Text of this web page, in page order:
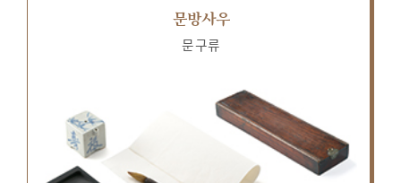
문방사우
문구류